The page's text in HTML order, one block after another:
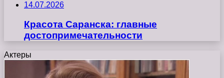
14.07.2026
Красота Саранска: главные
достопримечательности
Актеры